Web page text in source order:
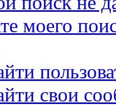
моего
свои